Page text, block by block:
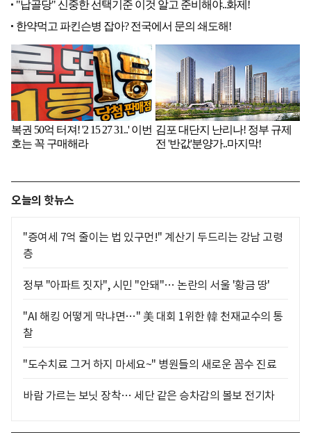
오늘의 핫뉴스
"증여세 7억 줄이는 법 있구먼!" 계산기 두드리는 강남 고령
층
정부 "아파트 짓자", 시민 "안돼"… 논란의 서울 '황금 땅'
"AI 해킹 어떻게 막냐면…" 美 대회 1위한 韓 천재교수의 통
찰
"도수치료 그거 하지 마세요~" 병원들의 새로운 꼼수 진료
바람 가르는 보닛 장착… 세단 같은 승차감의 볼보 전기차